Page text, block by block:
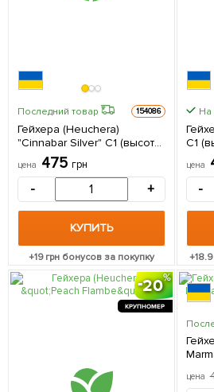
Последний товар 154086
Гейхера (Heuchera)
"Cinnabar Silver" С1 (высота
15-30см) 1 саженец в
упаковке
цена 475 грн
- +
КУПИТЬ
+19грн бонусов за покупку
На
С1
цена
-
+
20
КРУПНОМЕР
цена